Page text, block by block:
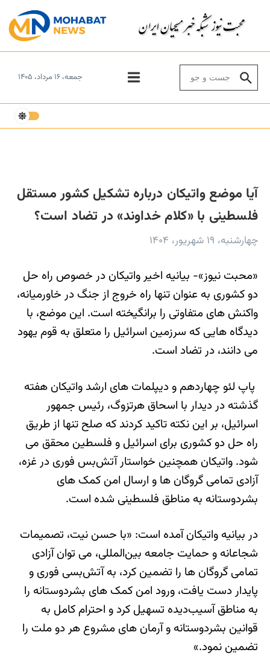
جمعه، ۱۶ مرداد، ۱۴۰۵
آیا موضع واتیکان درباره تشکیل کشور مستقل
فلسطینی با «کلام خداوند» در تضاد است؟
چهارشنبه، ۱۹ شهریور، ۱۴۰۴
«محبت نیوز»- بیانیه اخیر واتیکان در خصوص راه حل
دو کشوری به عنوان تنها راه خروج از جنگ در خاورمیانه،
واکنش های متفاوتی را برانگیخته است. این موضع، با
دیدگاه هایی که سرزمین اسرائیل را متعلق به قوم یهود
می دانند، در تضاد است.
پاپ لئو چهاردهم و دیپلمات های ارشد واتیکان هفته
گذشته در دیدار با اسحاق هرتزوگ، رئیس جمهور
اسرائیل، بر این نکته تاکید کردند که صلح تنها از طریق
راه حل دو کشوری برای اسرائیل و فلسطین محقق می
شود. واتیکان همچنین خواستار آتش‌بس فوری در غزه،
آزادی تمامی گروگان ها و ارسال امن کمک های
بشردوستانه به مناطق فلسطینی شده است.
در بیانیه واتیکان آمده است: «با حسن نیت، تصمیمات
شجاعانه و حمایت جامعه بین‌المللی، می توان آزادی
تمامی گروگان ها را تضمین کرد، به آتش‌بسی فوری و
پایدار دست یافت، ورود امن کمک های بشردوستانه را
به مناطق آسیب‌دیده تسهیل کرد و احترام کامل به
قوانین بشردوستانه و آرمان های مشروع هر دو ملت را
تضمین نمود.»